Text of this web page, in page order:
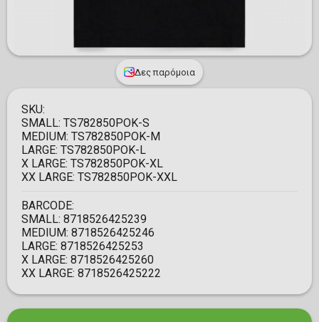
Δες παρόμοια
SKU:
SMALL: TS782850POK-S
MEDIUM: TS782850POK-M
LARGE: TS782850POK-L
X LARGE: TS782850POK-XL
XX LARGE: TS782850POK-XXL
BARCODE:
SMALL: 8718526425239
MEDIUM: 8718526425246
LARGE: 8718526425253
X LARGE: 8718526425260
XX LARGE: 8718526425222